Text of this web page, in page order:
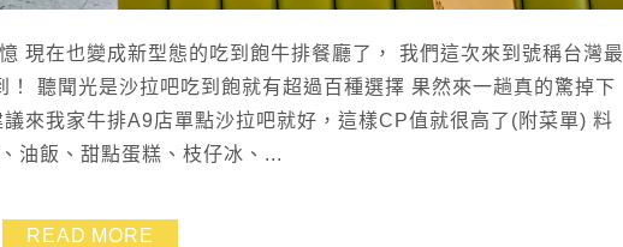
現在也變成新型態的吃到飽牛排餐廳了， 我們這次來到號稱台灣最
聽聞光是沙拉吧吃到飽就有超過百種選擇 果然來一趟真的驚掉下
來我家牛排A9店單點沙拉吧就好，這樣CP值就很高了(附菜單) 料
油飯、甜點蛋糕、枝仔冰、...
READ MORE